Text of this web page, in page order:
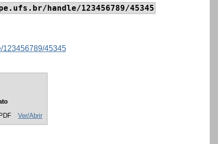
handle/123456789/45345
123456789/45345
Ver/Abrir